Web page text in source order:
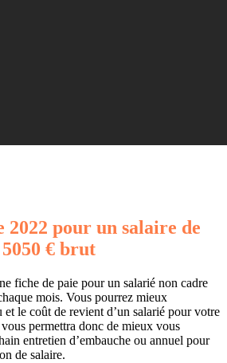
2022 pour un salaire de
5050 € brut
fiche de paie pour un salarié non cadre
mois. Vous pourrez mieux
le coût de revient d’un salarié pour votre
permettra donc de mieux vous
entretien d’embauche ou annuel pour
de salaire.